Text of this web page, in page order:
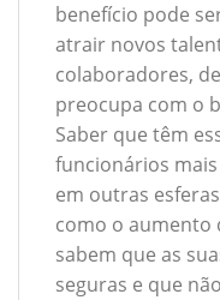
benefício pode
atrair novos
colaboradores,
preocupa com o
Saber que têm
funcionários
em outras
como o aumento
sabem que as
seguras e que